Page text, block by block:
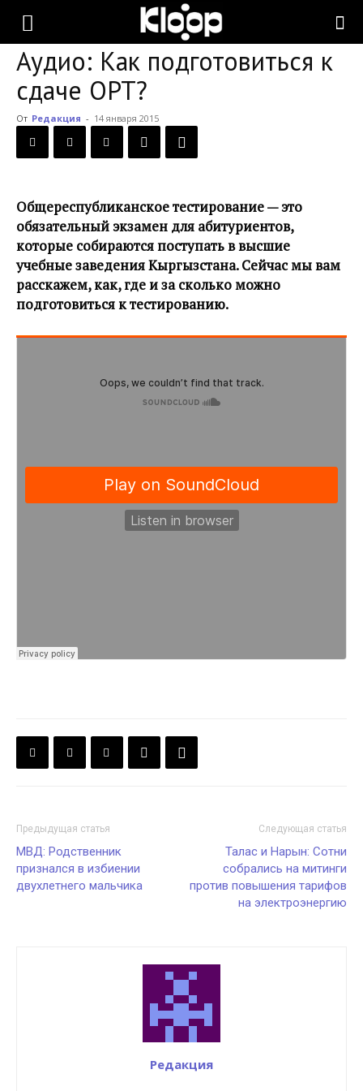
KLOOP.KG
Новости
Кыргызстана
Аудио: Как подготовиться к
сдаче ОРТ?
От Редакция - 14 января 2015
Общереспубликанское тестирование — это
обязательный экзамен для абитуриентов,
которые собираются поступать в высшие
учебные заведения Кыргызстана. Сейчас мы вам
расскажем, как, где и за сколько можно
подготовиться к тестированию.
Предыдущая статья
МВД: Родственник
признался в избиении
двухлетнего мальчика
Следующая статья
Талас и Нарын: Сотни
собрались на митинги
против повышения тарифов
на электроэнергию
Редакция